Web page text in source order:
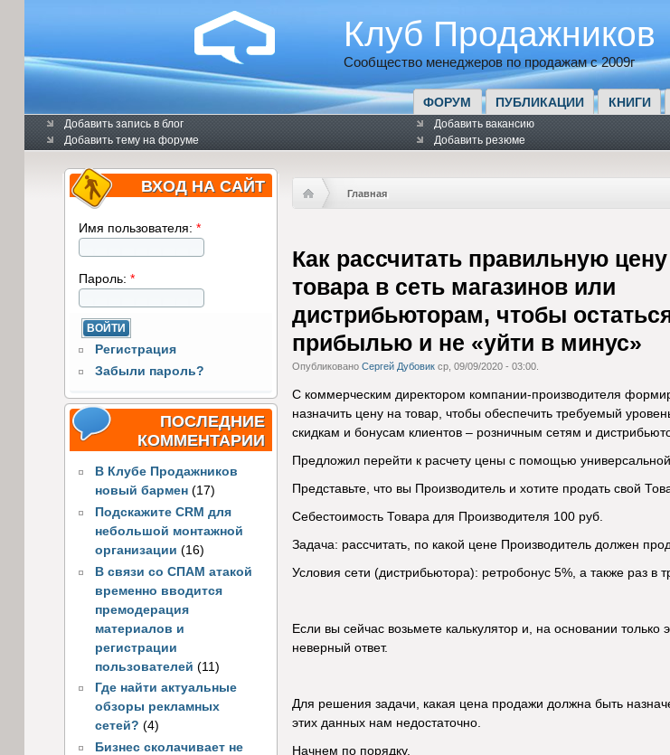
Клуб Продажников
Сообщество менеджеров по продажам с 2009г
ФОРУМ ПУБЛИКАЦИИ КНИГИ
Добавить запись в блог
Добавить тему на форуме
Добавить вакансию
Добавить резюме
ВХОД НА САЙТ
Имя пользователя: *
Пароль: *
Регистрация
Забыли пароль?
ПОСЛЕДНИЕ
КОММЕНТАРИИ
В Клубе Продажников
новый бармен (17)
Подскажите CRM для
небольшой монтажной
организации (16)
В связи со СПАМ атакой
временно вводится
премодерация
материалов и
регистрации
пользователей (11)
Где найти актуальные
обзоры рекламных
сетей? (4)
Бизнес сколачивает не
Главная
Как рассчитать правильную
товара в сеть магазинов или
дистрибьюторам, чтобы
прибылью и не «уйти в минус»
Опубликовано Сергей Дубовикср, 09/09/2020 - 03:00.
С коммерческим директором компании-производителя
назначить цену на товар, чтобы обеспечить требуемый
скидкам и бонусам клиентов – розничным сетям и
Предложил перейти к расчету цены с помощью
Представьте, что вы Производитель и хотите продать свой
Себестоимость Товара для Производителя 100 руб.
Задача: рассчитать, по какой цене Производитель должен
Условия сети (дистрибьютора): ретробонус 5%, а также раз в
Если вы сейчас возьмете калькулятор и, на основании
неверный ответ.
Для решения задачи, какая цена продажи должна быть
этих данных нам недостаточно.
Начнем по порядку.